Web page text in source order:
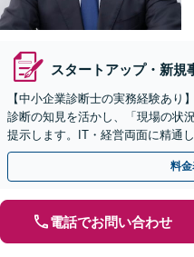
スタートアップ・新規
【中小企業診断士の実務経験あり
診断の知見を活かし、「現場の状
提示します。IT・経営両面に精通
決までサポート！【初回面談無料
料
電話でお問い合わせ